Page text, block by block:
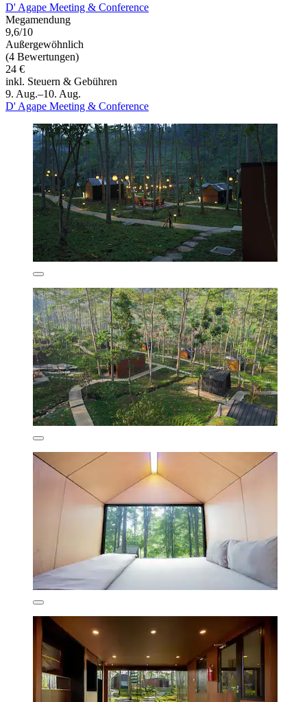
D' Agape Meeting & Conference
Megamendung
9,6/10
Außergewöhnlich
(4 Bewertungen)
24 €
inkl. Steuern & Gebühren
9. Aug.–10. Aug.
D' Agape Meeting & Conference